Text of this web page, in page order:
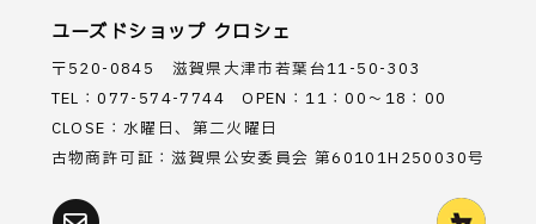
ユーズドショップ クロシェ
〒520-0845 滋賀県大津市若葉台11-50-303
TEL：077-574-7744 OPEN：11：00～18：00
CLOSE：水曜日、第二火曜日
古物商許可証：滋賀県公安委員会 第60101H250030号